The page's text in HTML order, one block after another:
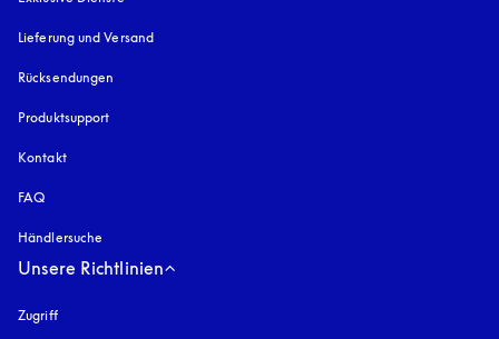
Lieferung und Versand
Rücksendungen
Produktsupport
Kontakt
FAQ
Händlersuche
Unsere Richtlinien
Zugrifföffnet sich in einem neuen Tab